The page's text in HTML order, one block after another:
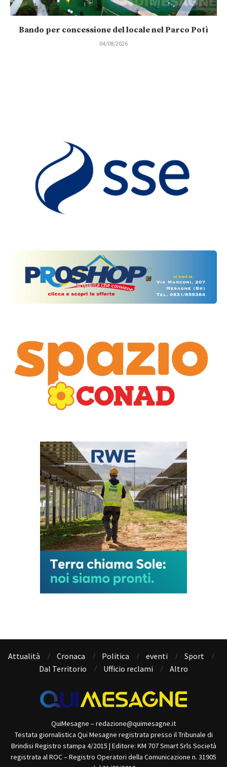
Bando per concessione del locale nel Parco Potì
04/08/2026
Attualità Cronaca Politica eventi
Sport
Dal Territorio
Ufficio reclami Altro
QuiMesagne – redazione@quimesagne.it
Testata giornalistica Qui Mesagne registrata presso il Tribunale di
Brindisi Registro stampa 4/2015 | Editore: KM 707 Smart Srls Società
registrata al ROC – Registro Operatori della Comunicazione n. 31905